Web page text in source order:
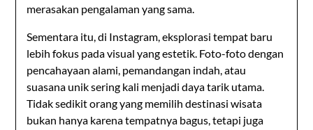
merasakan pengalaman yang sama.
Sementara itu, di Instagram, eksplorasi tempat baru
lebih fokus pada visual yang estetik. Foto-foto dengan
pencahayaan alami, pemandangan indah, atau
suasana unik sering kali menjadi daya tarik utama.
Tidak sedikit orang yang memilih destinasi wisata
bukan hanya karena tempatnya bagus, tetapi juga